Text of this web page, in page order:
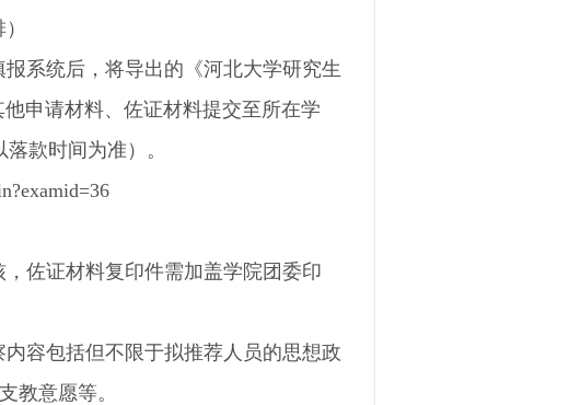
系统后，将导出的《河北大学研究生
他申请材料、佐证材料提交至所在学
款时间为准）。
佐证材料复印件需加盖学院团委印
容包括但不限于拟推荐人员的思想政
教意愿等。